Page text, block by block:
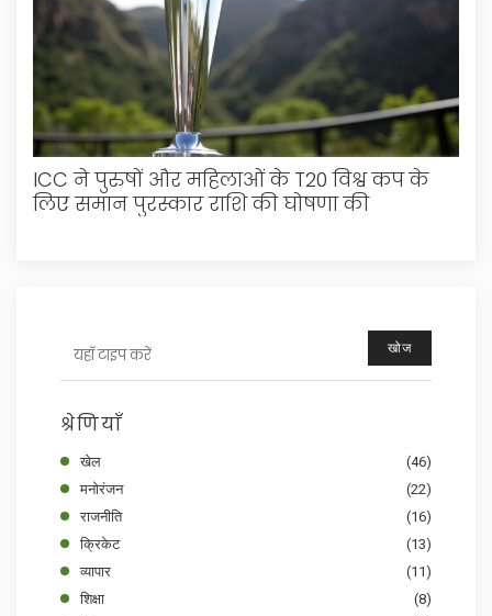
ICC ने पुरुषों और महिलाओं के T20 विश्व कप के
लिए समान पुरस्कार राशि की घोषणा की
खोज
श्रेणियाँ
खेल
(46)
मनोरंजन
(22)
राजनीति
(16)
क्रिकेट
(13)
व्यापार
(11)
शिक्षा
(8)